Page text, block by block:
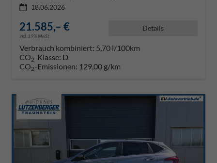
18.06.2026
21.585,– €
incl. 19% MwSt.
Details
Verbrauch kombiniert: 5,70 l/100km
CO2-Klasse: D
CO2-Emissionen: 129,00 g/km